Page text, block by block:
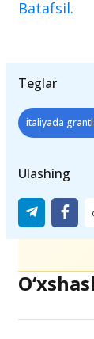
Batafsil.
Teglar
italiyada
Ulashing